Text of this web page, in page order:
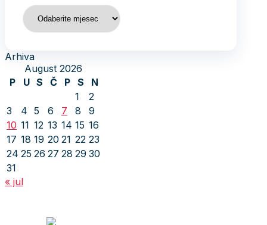
Arhiva
Arhiva
August 2026
P
U S Č P S
N
1
2
3
4 5 6 7 8
9
10 11 12 13 14 15 16
17 18 19 20 21 22 23
24 25 26 27 28 29 30
31
« jul